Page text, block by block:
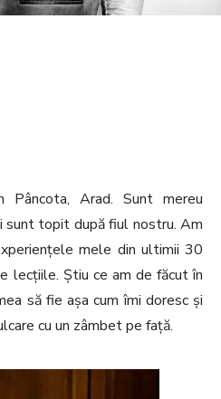
Arad. Sunt mereu
sunt topit după fiul nostru. Am
mele din ultimii 30
lecțiile. Știu ce am de făcut în
să fie așa cum îmi doresc și
cu un zâmbet pe față.